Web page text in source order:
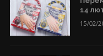
14
15/02/